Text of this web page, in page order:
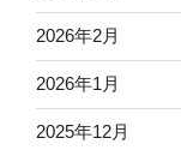
2026年2月
2026年1月
2025年12月